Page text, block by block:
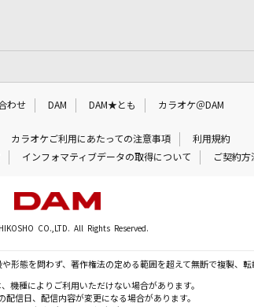
わせ DAM DAM★とも カラオケ＠DAM
カラオケご利用にあたっての注意事項
利用規約
インフォマティブデータの取得について ご契約方
CO.,LTD. All Rights Reserved.
形態を問わず、著作権法の定める範囲を超えて無断で複製、
機種によりご利用いただけない場合があります。
配信日、配信内容が変更になる場合があります。